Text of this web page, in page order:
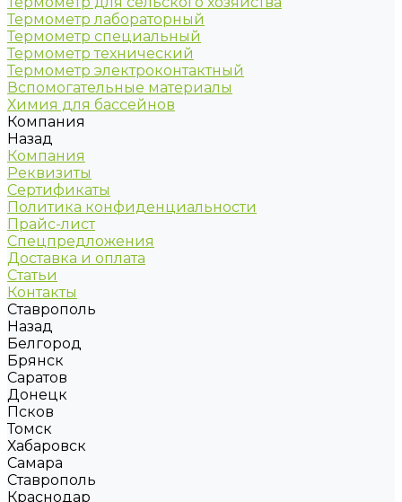
Термометр лабораторный
Термометр специальный
Термометр технический
Термометр электроконтактный
Вспомогательные материалы
Химия для бассейнов
Компания
Назад
Компания
Реквизиты
Сертификаты
Политика конфиденциальности
Прайс-лист
Спецпредложения
Доставка и оплата
Статьи
Контакты
Ставрополь
Назад
Белгород
Брянск
Саратов
Донецк
Псков
Томск
Хабаровск
Самара
Ставрополь
Краснодар